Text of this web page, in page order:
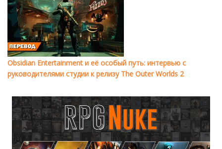
Obsidian Entertainment и её особый путь: интервью с
руководителями студии к релизу The Outer Worlds 2